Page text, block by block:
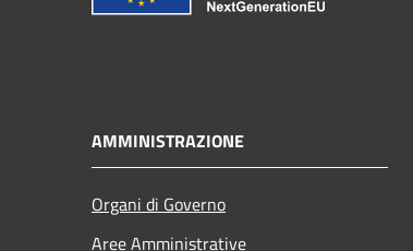
AMMINISTRAZIONE
Organi di Governo
Aree Amministrative